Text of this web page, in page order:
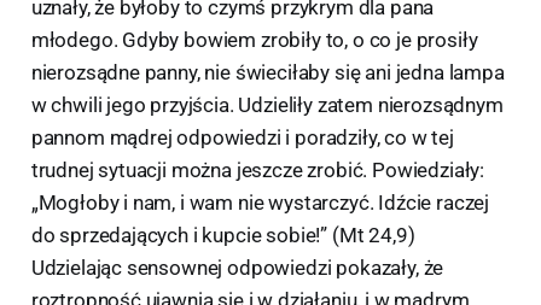
uznały, że byłoby to czymś przykrym dla pana
młodego. Gdyby bowiem zrobiły to, o co je prosiły
nierozsądne panny, nie świeciłaby się ani jedna lampa
w chwili jego przyjścia. Udzieliły zatem nierozsądnym
pannom mądrej odpowiedzi i poradziły, co w tej
trudnej sytuacji można jeszcze zrobić. Powiedziały:
„Mogłoby i nam, i wam nie wystarczyć. Idźcie raczej
do sprzedających i kupcie sobie!” (Mt 24,9)
Udzielając sensownej odpowiedzi pokazały, że